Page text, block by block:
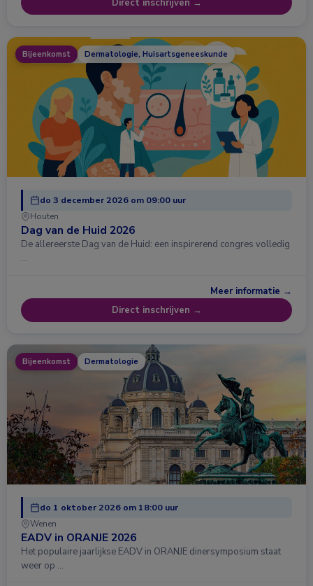
Direct inschrijven →
Bijeenkomst Dermatologie, Huisartsgeneeskunde
do 3 december 2026 om 09:00 uur
Houten
Dag van de Huid 2026
De allereerste Dag van de Huid: een inspirerend congres volledig
…
Meer informatie →
Direct inschrijven →
Bijeenkomst Dermatologie
do 1 oktober 2026 om 18:00 uur
Wenen
EADV in ORANJE 2026
Het populaire jaarlijkse EADV in ORANJE dinersymposium staat
weer op …